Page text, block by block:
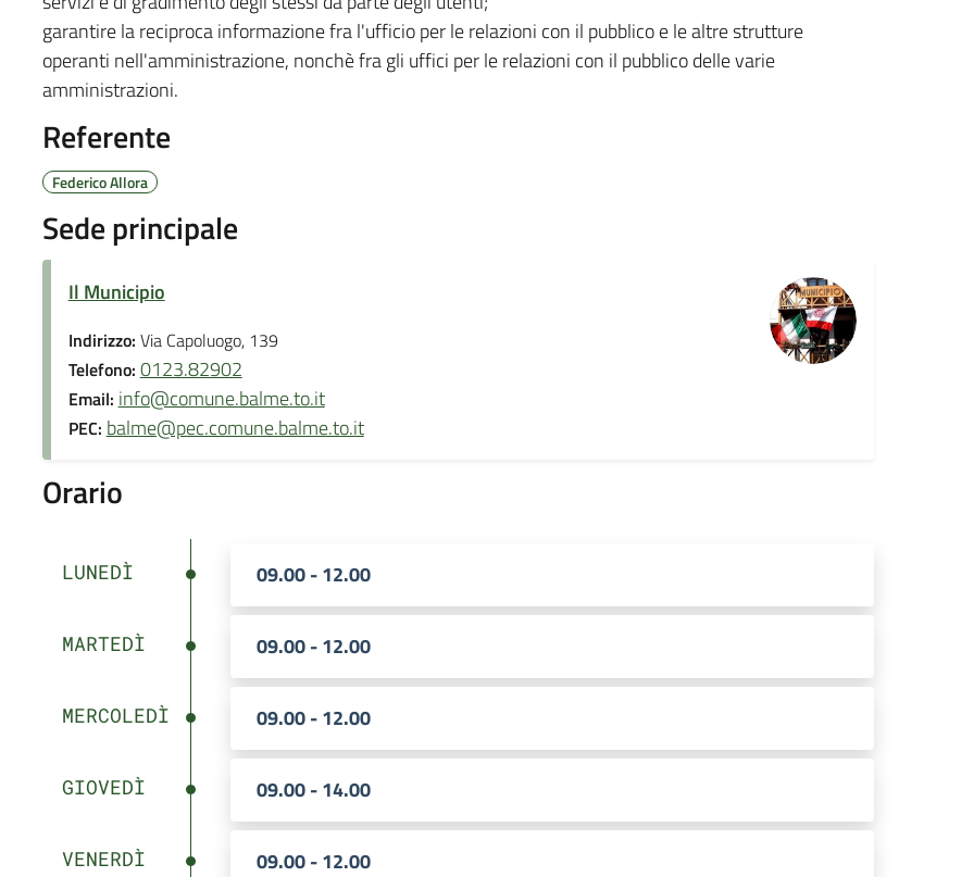
garantire la reciproca informazione fra l'ufficio per le relazioni con il pubblico e le altre strutture
operanti nell'amministrazione, nonchè fra gli uffici per le relazioni con il pubblico delle varie
amministrazioni.
Referente
Federico Allora
Sede principale
Il Municipio
Indirizzo: Via Capoluogo, 139
Telefono: 0123.82902
Email: info@comune.balme.to.it
PEC: balme@pec.comune.balme.to.it
Orario
LUNEDÌ 09.00 - 12.00
MARTEDÌ 09.00 - 12.00
MERCOLEDÌ 09.00 - 12.00
GIOVEDÌ 09.00 - 14.00
VENERDÌ 09.00 - 12.00